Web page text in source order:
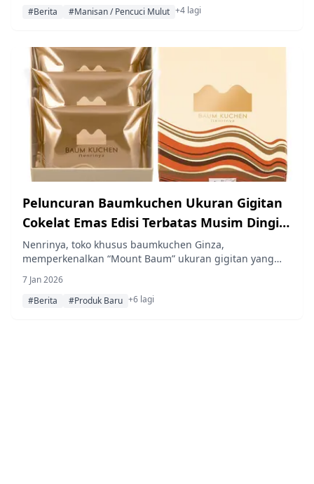
untuk waktu terbatas mulai 30 Januari 2026.
#Berita
#Manisan / Pencuci Mulut +4 lagi
Peluncuran Baumkuchen Ukuran Gigitan
Cokelat Emas Edisi Terbatas Musim Dingin
Nenrinya
Nenrinya, toko khusus baumkuchen Ginza,
memperkenalkan “Mount Baum” ukuran gigitan yang
hingga pertengahan Februari 2026.
7 Jan 2026
#Berita
#Produk Baru +6 lagi